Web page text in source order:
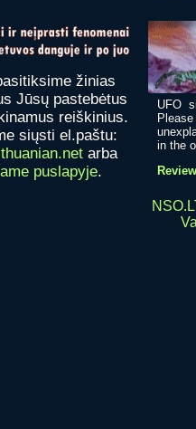
žinias
Jūsų pastebėtus
reiškinius.
siųsti el.paštu:
arba
puslapyje.
UFO
in the